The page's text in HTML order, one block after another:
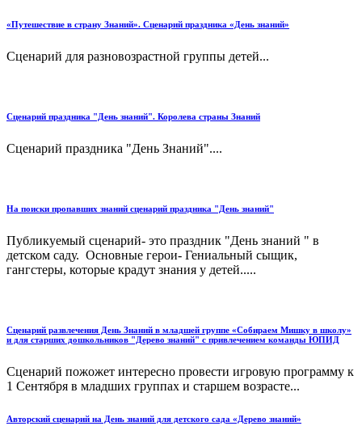
«Путешествие в страну Знаний». Сценарий праздника «День знаний»
Сценарий для разновозрастной группы детей...
Сценарий праздника "День знаний". Королева страны Знаний
Сценарий праздника "День Знаний"....
На поиски пропавших знаний сценарий праздника "День знаний"
Публикуемый сценарий- это праздник "День знаний " в
детском саду. Основные герои- Гениальный сыщик,
гангстеры, которые крадут знания у детей.....
Сценарий развлечения День Знаний в младшей группе «Собираем Мишку в школу»
и для старших дошкольников "Дерево знаний" с привлечением команды ЮПИД
Сценарий пожожет интересно провести игровую программу к
1 Сентября в младших группах и старшем возрасте...
Авторский сценарий на День знаний для детского сада «Дерево знаний»